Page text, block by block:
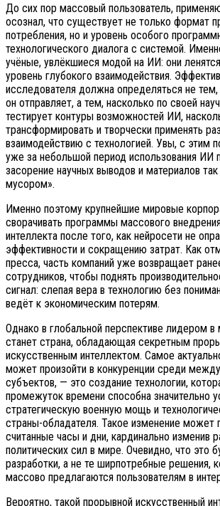
До сих пор массовый пользователь,
осознал, что существует не только формат
потребления, но и уровень особого
технологического диалога с системой.
учёные, увлёкшиеся модой на ИИ: они
уровень глубокого взаимодействия.
исследователя должна определяться не тем,
он отправляет, а тем, насколько по своей
тестирует контуры возможностей ИИ,
трансформировать и творчески применять
взаимодействию с технологией. Увы, с этим
уже за небольшой период использования ИИ
засорение научных выводов и материалов
мусором».
Именно поэтому крупнейшие мировые
сворачивать программы массового
интеллекта после того, как нейросети не
эффективности и сокращению затрат. Как
пресса, часть компаний уже возвращает
сотрудников, чтобы поднять
сигнал: слепая вера в технологию без
ведёт к экономическим потерям.
Однако в глобальной перспективе лидером в
станет страна, обладающая секретным
искусственным интеллектом. Самое
может произойти в конкуренции среди
субъектов, — это создание технологии,
промежуток времени способна значительно
стратегическую военную мощь и
страны-обладателя. Такое изменение может
считанные часы и дни, кардинально изменив
политических сил в мире. Очевидно, что это
разработки, а не те ширпотребные решения,
массово предлагаются пользователям в
Вероятно, такой прорывной искусственный